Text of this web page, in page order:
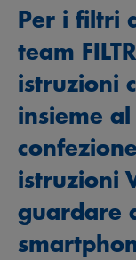
Per i filtri
team
istruzioni
insieme
istruzioni
guardare